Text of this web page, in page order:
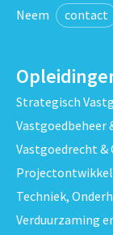
Neem contact
Strategisch
Vastgoedrecht
Techniek,
Verduurzaming